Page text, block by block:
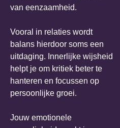
van eenzaamheid.
Vooral in relaties wordt
balans hierdoor soms een
uitdaging. Innerlijke wijsheid
helpt je om kritiek beter te
hanteren en focussen op
persoonlijke groei.
Jouw emotionele